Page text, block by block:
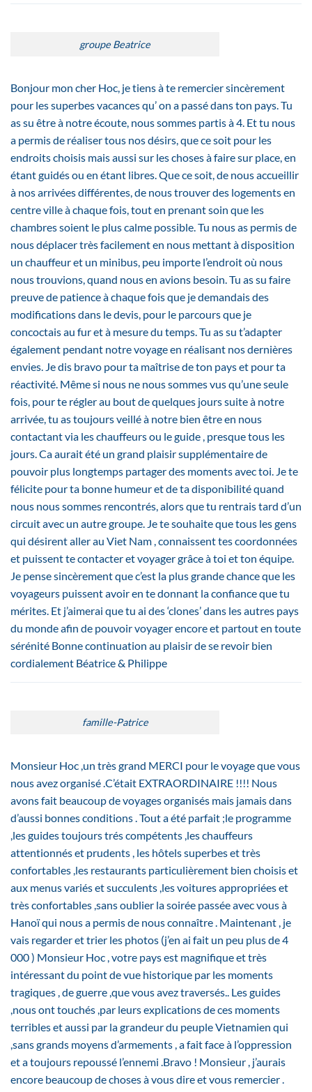
groupe Beatrice
Bonjour mon cher Hoc, je tiens à te remercier sincèrement
pour les superbes vacances qu’ on a passé dans ton pays. Tu
as su être à notre écoute, nous sommes partis à 4. Et tu nous
a permis de réaliser tous nos désirs, que ce soit pour les
endroits choisis mais aussi sur les choses à faire sur place, en
étant guidés ou en étant libres. Que ce soit, de nous accueillir
à nos arrivées différentes, de nous trouver des logements en
centre ville à chaque fois, tout en prenant soin que les
chambres soient le plus calme possible. Tu nous as permis de
nous déplacer très facilement en nous mettant à disposition
un chauffeur et un minibus, peu importe l’endroit où nous
nous trouvions, quand nous en avions besoin. Tu as su faire
preuve de patience à chaque fois que je demandais des
modifications dans le devis, pour le parcours que je
concoctais au fur et à mesure du temps. Tu as su t’adapter
également pendant notre voyage en réalisant nos dernières
envies. Je dis bravo pour ta maîtrise de ton pays et pour ta
réactivité. Même si nous ne nous sommes vus qu’une seule
fois, pour te régler au bout de quelques jours suite à notre
arrivée, tu as toujours veillé à notre bien être en nous
contactant via les chauffeurs ou le guide , presque tous les
jours. Ca aurait été un grand plaisir supplémentaire de
pouvoir plus longtemps partager des moments avec toi. Je te
félicite pour ta bonne humeur et de ta disponibilité quand
nous nous sommes rencontrés, alors que tu rentrais tard d’un
circuit avec un autre groupe. Je te souhaite que tous les gens
qui désirent aller au Viet Nam , connaissent tes coordonnées
et puissent te contacter et voyager grâce à toi et ton équipe.
Je pense sincèrement que c’est la plus grande chance que les
voyageurs puissent avoir en te donnant la confiance que tu
mérites. Et j’aimerai que tu ai des ‘clones’ dans les autres pays
du monde afin de pouvoir voyager encore et partout en toute
sérénité Bonne continuation au plaisir de se revoir bien
cordialement Béatrice & Philippe
famille-Patrice
Monsieur Hoc ,un très grand MERCI pour le voyage que vous
nous avez organisé .C’était EXTRAORDINAIRE !!!! Nous
avons fait beaucoup de voyages organisés mais jamais dans
d’aussi bonnes conditions . Tout a été parfait ;le programme
,les guides toujours trés compétents ,les chauffeurs
attentionnés et prudents , les hôtels superbes et très
confortables ,les restaurants particulièrement bien choisis et
aux menus variés et succulents ,les voitures appropriées et
très confortables ,sans oublier la soirée passée avec vous à
Hanoï qui nous a permis de nous connaître . Maintenant , je
vais regarder et trier les photos (j’en ai fait un peu plus de 4
000 ) Monsieur Hoc , votre pays est magnifique et très
intéressant du point de vue historique par les moments
tragiques , de guerre ,que vous avez traversés.. Les guides
,nous ont touchés ,par leurs explications de ces moments
terribles et aussi par la grandeur du peuple Vietnamien qui
,sans grands moyens d’armements , a fait face à l’oppression
et a toujours repoussé l’ennemi .Bravo ! Monsieur , j’aurais
encore beaucoup de choses à vous dire et vous remercier .